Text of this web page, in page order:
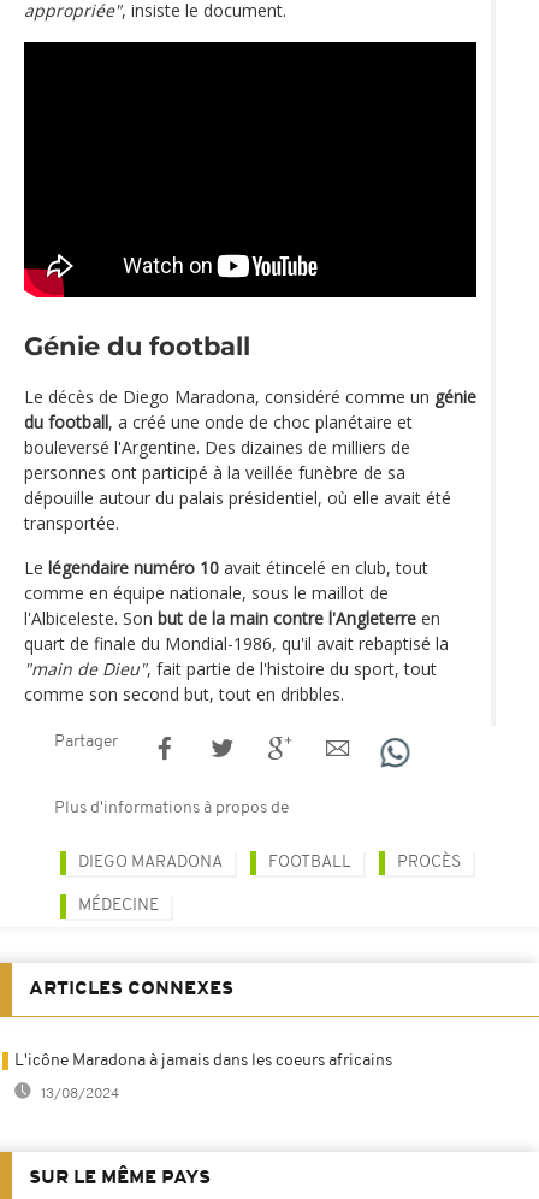
appropriée", insiste le document.
Génie du football
Le décès de Diego Maradona, considéré comme un génie
du football, a créé une onde de choc planétaire et
bouleversé l'Argentine. Des dizaines de milliers de
personnes ont participé à la veillée funèbre de sa
dépouille autour du palais présidentiel, où elle avait été
transportée.
Le légendaire numéro 10 avait étincelé en club, tout
comme en équipe nationale, sous le maillot de
l'Albiceleste. Son but de la main contre l'Angleterre en
quart de finale du Mondial-1986, qu'il avait rebaptisé la
"main de Dieu", fait partie de l'histoire du sport, tout
comme son second but, tout en dribbles.
Partager
Plus d'informations à propos de
DIEGO MARADONA FOOTBALL PROCÈS
MÉDECINE
ARTICLES CONNEXES
L'icône Maradona à jamais dans les coeurs africains
13/08/2024
SUR LE MÊME PAYS